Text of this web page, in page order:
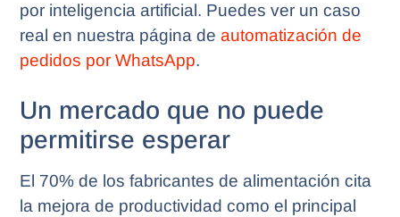
por inteligencia artificial. Puedes ver un caso
real en nuestra página deautomatización de
pedidos por WhatsApp.
Un mercado que no puede
permitirse esperar
El 70% de los fabricantes de alimentación cita
la mejora de productividad como el principal